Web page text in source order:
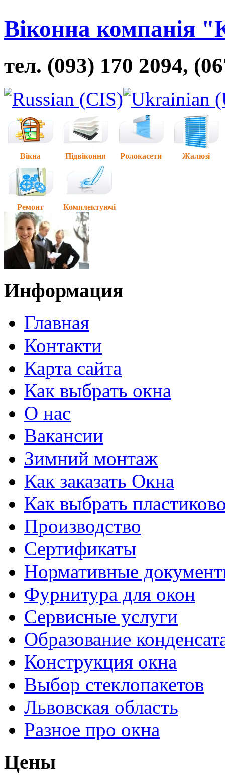
Віконна компанія
тел. (093) 170 2094,
Вікна Підвіконня Ролокасети Жалюзі
Ремонт Комплектуючі
Информация
Главная
Контакти
Карта сайта
Как выбрать окна
О нас
Вакансии
Зимний монтаж
Как заказать Окна
Как выбрать
Производство
Сертификаты
Нормативные
Фурнитура для окон
Сервисные услуги
Образование
Конструкция окна
Выбор стеклопакетов
Львовская область
Разное про окна
Цены